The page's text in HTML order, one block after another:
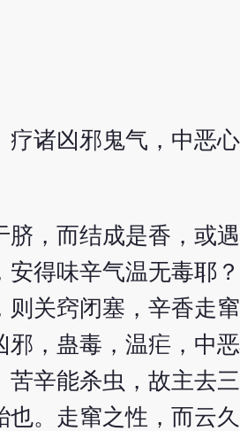
疗诸凶邪鬼气，中恶
脐，而结成是香，或
得味辛气温无毒耶
关窍闭塞，辛香走窜
邪，蛊毒，温疟，中
辛能杀虫，故主去三
。走窜之性，而云